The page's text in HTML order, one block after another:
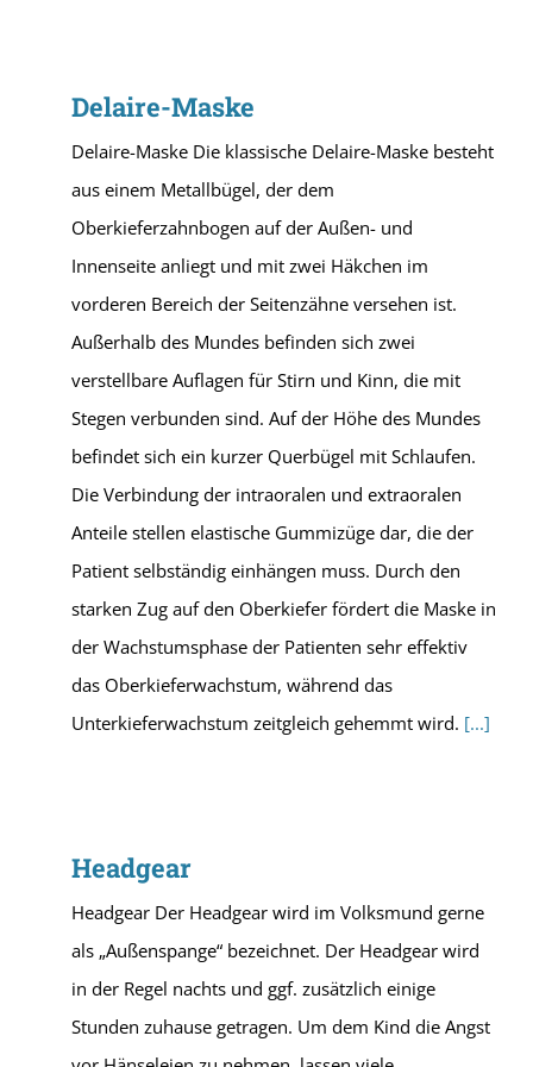
Delaire-Maske
Delaire-Maske Die klassische Delaire-Maske besteht
aus einem Metallbügel, der dem
Oberkieferzahnbogen auf der Außen- und
Innenseite anliegt und mit zwei Häkchen im
vorderen Bereich der Seitenzähne versehen ist.
Außerhalb des Mundes befinden sich zwei
verstellbare Auflagen für Stirn und Kinn, die mit
Stegen verbunden sind. Auf der Höhe des Mundes
befindet sich ein kurzer Querbügel mit Schlaufen.
Die Verbindung der intraoralen und extraoralen
Anteile stellen elastische Gummizüge dar, die der
Patient selbständig einhängen muss. Durch den
starken Zug auf den Oberkiefer fördert die Maske in
der Wachstumsphase der Patienten sehr effektiv
das Oberkieferwachstum, während das
Unterkieferwachstum zeitgleich gehemmt wird. [...]
Headgear
Headgear Der Headgear wird im Volksmund gerne
als „Außenspange“ bezeichnet. Der Headgear wird
in der Regel nachts und ggf. zusätzlich einige
Stunden zuhause getragen. Um dem Kind die Angst